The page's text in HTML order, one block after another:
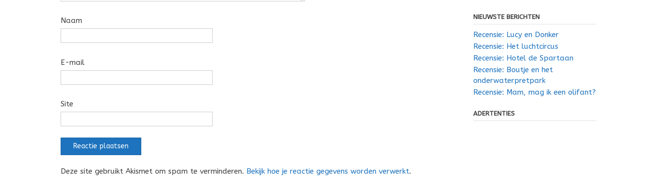
Naam
E-mail
Site
Deze site gebruikt Akismet om spam te verminderen. Bekijk hoe je reactie gegevens worden verwerkt.
NIEUWSTE BERICHTEN
Recensie: Lucy en Donker
Recensie: Het luchtcircus
Recensie: Hotel de Spartaan
Recensie: Boutje en het
onderwaterpretpark
Recensie: Mam, mag ik een olifant?
ADERTENTIES